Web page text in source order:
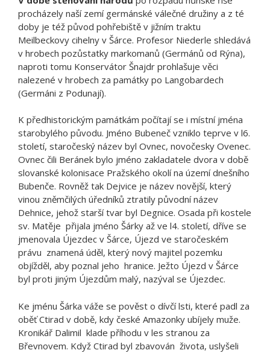
procházely naší zemí germánské válečné družiny a z té
doby je též původ pohřebiště v jižním traktu
Meilbeckovy cihelny v Šárce. Profesor Niederle shledává
v hrobech pozůstatky markomanů (Germánů od Rýna),
naproti tomu Konservátor Šnajdr prohlašuje věci
nalezené v hrobech za památky po Langobardech
(Germáni z Podunají).
K předhistorickým památkám počítají se i místní jména
starobylého původu. Jméno Bubeneč vzniklo teprve v l6.
století, staročeský název byl Ovnec, novočesky Ovenec.
Ovnec čili Beránek bylo jméno zakladatele dvora v době
slovanské kolonisace Pražského okolí na území dnešního
Bubenče. Rovněž tak Dejvice je název novější, který
vinou zněmčilých úředníků ztratily původní název
Dehnice, jehož starší tvar byl Degnice. Osada při kostele
sv. Matěje přijala jméno Šárky až ve l4. století, dříve se
jmenovala Újezdec v Šárce, Újezd ve staročeském
právu znamená úděl, který nový majitel pozemku
objížděl, aby poznal jeho hranice. Ježto Újezd v Šárce
byl proti jiným Újezdům malý, nazýval se Újezdec.
Ke jménu Šárka váže se pověst o dívčí lsti, které padl za
oběť Ctirad v době, kdy české Amazonky ubíjely muže.
Kronikář Dalimil klade příhodu v les stranou za
Břevnovem. Když Ctirad byl zbavován života, uslyšeli